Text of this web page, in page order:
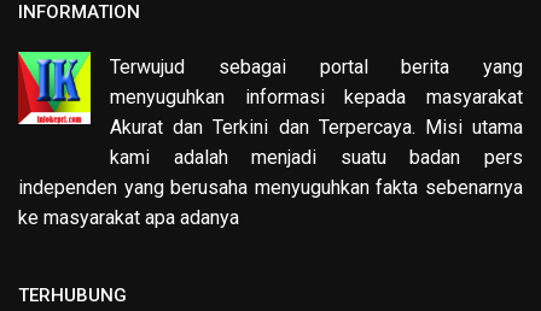
INFORMATION
Terwujud sebagai portal berita yang
menyuguhkan informasi kepada masyarakat
Akurat dan Terkini dan Terpercaya. Misi utama
kami adalah menjadi suatu badan pers
independen yang berusaha menyuguhkan fakta sebenarnya
ke masyarakat apa adanya
TERHUBUNG